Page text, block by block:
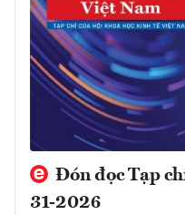
Đón đọc Tạp
31-2026